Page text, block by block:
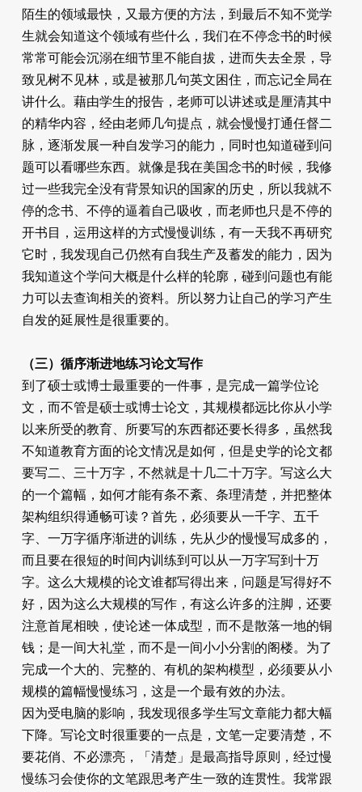
陌生的领域最快，又最方便的方法，到最后不知不觉学
生就会知道这个领域有些什么，我们在不停念书的时候
常常可能会沉溺在细节里不能自拔，进而失去全景，导
致见树不见林，或是被那几句英文困住，而忘记全局在
讲什么。藉由学生的报告，老师可以讲述或是厘清其中
的精华内容，经由老师几句提点，就会慢慢打通任督二
脉，逐渐发展一种自发学习的能力，同时也知道碰到问
题可以看哪些东西。就像是我在美国念书的时候，我修
过一些我完全没有背景知识的国家的历史，所以我就不
停的念书、不停的逼着自己吸收，而老师也只是不停的
开书目，运用这样的方式慢慢训练，有一天我不再研究
它时，我发现自己仍然有自我生产及蓄发的能力，因为
我知道这个学问大概是什么样的轮廓，碰到问题也有能
力可以去查询相关的资料。所以努力让自己的学习产生
自发的延展性是很重要的。
（三）循序渐进地练习论文写作
到了硕士或博士最重要的一件事，是完成一篇学位论
文，而不管是硕士或博士论文，其规模都远比你从小学
以来所受的教育、所要写的东西都还要长得多，虽然我
不知道教育​​方面的论文情况是如何，但是史学的论文都
要写二、三十万字，不然就是十几二十万字。写这么大
的一个篇幅，如何才能有条不紊、条理清楚，并把整体
架构组织得通畅可读？首先，必须要从一千字、五千
字、一万字循序渐进的训练，先从少的慢慢写成多的，
而且要在很短的时间内训练到可以从一万字写到十万
字。这么大规模的论文谁都写得出来，问题是写得好不
好，因为这么大规模的写作，有这么许多的注脚，还要
注意首尾相映，使论述一体成型，而不是散落一地的铜
钱；是一间大礼堂，而不是一间小小分割的阁楼。为了
完成一个大的、完整的、有机的架构模型，必须要从小
规模的篇幅慢慢练习，这是一个最有效的办法。
因为受电脑的影响，我发现很多学生写文章能力都大幅
下降。写论文时很重要的一点是，文笔一定要清楚，不
要花俏、不必漂亮，「清楚」是最高指导原则，经过慢
慢练习会使你的文笔跟思考产生一致的连贯性。我常跟